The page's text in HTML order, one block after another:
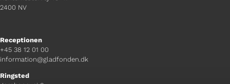
2400 NV
Receptionen
+45 38 12 01 00
information@gladfonden.dk
Ringsted